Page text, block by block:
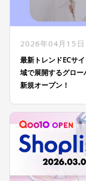
2026年04月15
最新トレンドECサ
域で展開するグロ
新規オープン！